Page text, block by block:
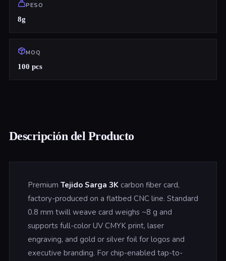
PESO
8g
MOQ
100 pcs
Descripción del Producto
Premium Tejido Sarga 3Kcarbon fiber card,
factory-produced on a flatbed CNC line. Standard
0.8 mm twill weave card weighs ~8 g and
supports full-color UV CMYK print, laser
engraving, and gold or silver foil for logos and
executive branding. For chip-enabled tap-to-